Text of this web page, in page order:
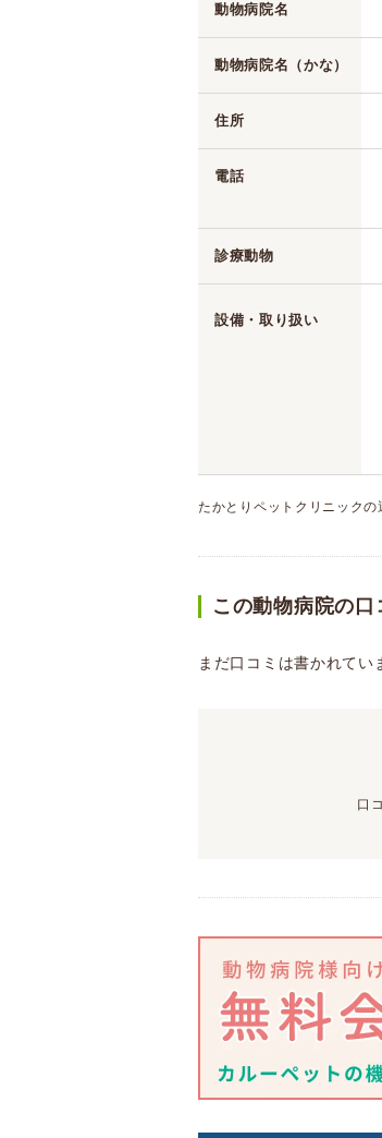
動物病院名
動物病院名（かな）
住所
電話
診療動物
設備・取り扱い
たかとりペットクリニックの
この動物病院の口
まだ口コミは書かれてい
口